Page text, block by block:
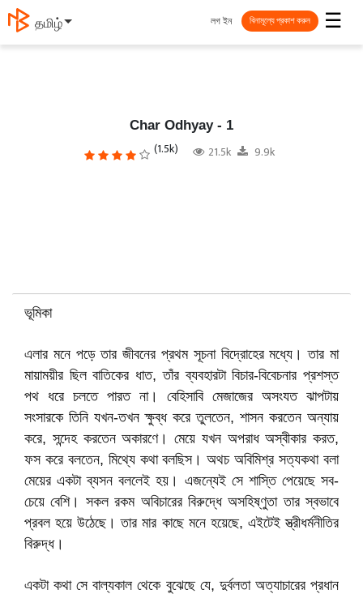
தமிழ் ☰
লগ ইন বিনামূল্যে প্রকাশ করুন
Char Odhyay - 1
(1.5k) 21.5k 9.9k
ভূমিকা
এলার মনে পড়ে তার জীবনের প্রথম সূচনা বিদ্রোহের মধ্যে। তার মা
মায়াময়ীর ছিল বাতিকের ধাত, তাঁর ব্যবহারটা বিচার-বিবেচনার প্রশস্ত
পথ ধরে চলতে পারত না। বেহিসাবি মেজাজের অসংযত ঝাপটায়
সংসারকে তিনি যখন-তখন ক্ষুব্ধ করে তুলতেন, শাসন করতেন অন্যায়
করে, সন্দেহ করতেন অকারণে। মেয়ে যখন অপরাধ অস্বীকার করত,
ফস করে বলতেন, মিথ্যে কথা বলছিস। অথচ অবিমিশ্র সত্যকথা বলা
মেয়ের একটা ব্যসন বললেই হয়। এজন্যেই সে শাস্তি পেয়েছে সব-
চেয়ে বেশি। সকল রকম অবিচারের বিরুদ্ধে অসহিষ্ণুতা তার স্বভাবে
প্রবল হয়ে উঠেছে। তার মার কাছে মনে হয়েছে, এইটেই স্ত্রীধর্মনীতির
বিরুদ্ধ।
একটা কথা সে বাল্যকাল থেকে বুঝেছে যে, দুর্বলতা অত্যাচারের প্রধান